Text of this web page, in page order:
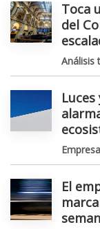
Toca
del
Análisis
El